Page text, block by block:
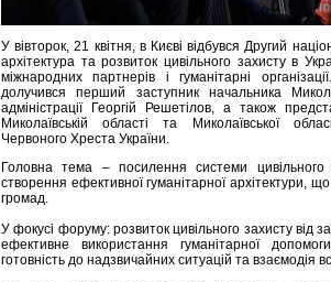
У вівторок, 21 квітня, в Києві відбувся Другий
архітектура та розвиток цивільного захисту в
міжнародних партнерів і гуманітарні
долучився перший заступник начальника
адміністрації Георгій Решетілов, а також
Миколаївській області та Миколаївської
Червоного Хреста України.
Головна тема – посилення системи
створення ефективної гуманітарної архітектури,
громад.
У фокусі форуму: розвиток цивільного захисту від
ефективне використання гуманітарної
готовність до надзвичайних ситуацій та взаємодія